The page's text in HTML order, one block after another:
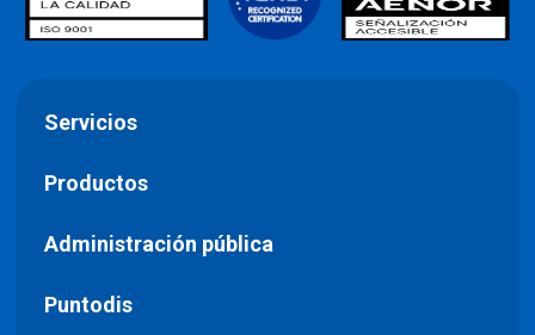
Servicios
Productos
Administración pública
Puntodis